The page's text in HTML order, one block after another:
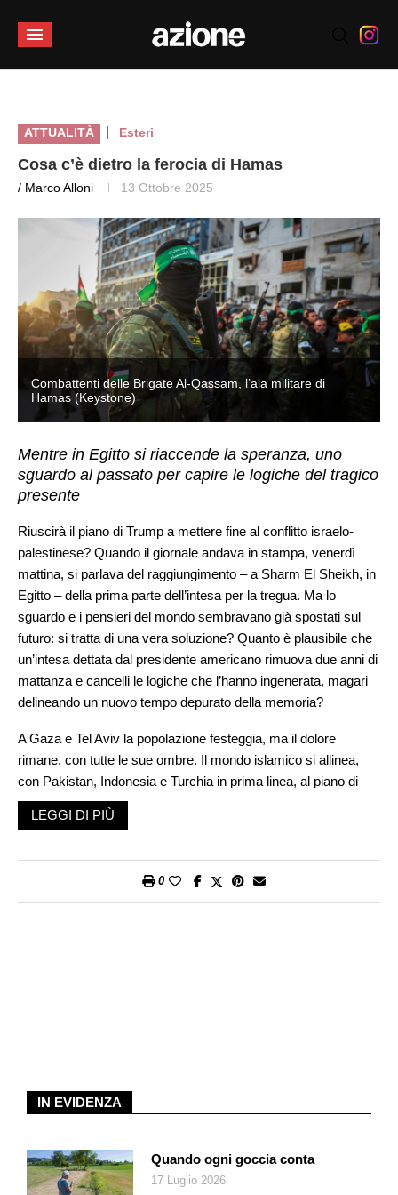
ATTUALITÀ | Esteri
Cosa c’è dietro la ferocia di Hamas
/ Marco Alloni 13 Ottobre 2025
Combattenti delle Brigate Al-Qassam, l’ala militare di
Hamas (Keystone)
Mentre in Egitto si riaccende la speranza, uno
sguardo al passato per capire le logiche del tragico
presente
Riuscirà il piano di Trump a mettere fine al conflitto israelo-
palestinese? Quando il giornale andava in stampa, venerdì
mattina, si parlava del raggiungimento – a Sharm El Sheikh, in
Egitto – della prima parte dell’intesa per la tregua. Ma lo
sguardo e i pensieri del mondo sembravano già spostati sul
futuro: si tratta di una vera soluzione? Quanto è plausibile che
un’intesa dettata dal presidente americano rimuova due anni di
mattanza e cancelli le logiche che l’hanno ingenerata, magari
delineando un nuovo tempo depurato della memoria?
A Gaza e Tel Aviv la popolazione festeggia, ma il dolore
rimane, con tutte le sue ombre. Il mondo islamico si allinea,
con Pakistan, Indonesia e Turchia in prima linea, al piano di
pace. Però la memoria e le sue ombre rimangono. E se le
Forze di difesa israeliane promettono una tregua e di ritirarsi
Barghouti, eletto nelle liste di Hamas e suo portavoce dal 2002,
«Abbiamo provato a lottare contro l’Apartheid con gli appelli, le
manifestazioni pacifiche, le proteste di piazza. Alla fine non ci
definiti terroristi». Da queste due affermazioni così lontane nel
tempo, molti evincono che talvolta – non sempre – il terrorismo
LEGGI DI PIÙ
0
IN EVIDENZA
Quando ogni goccia conta
17 Luglio 2026